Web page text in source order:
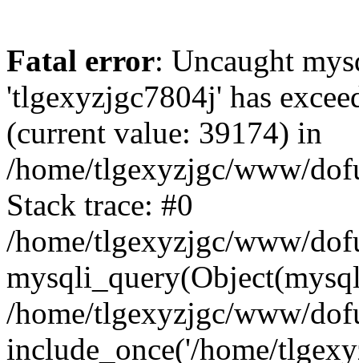
Fatal error: Uncaught
'tlgexyzjgc7804j' has
(current value: 39174) in
/home/tlgexyzjgc/www/
Stack trace: #0
/home/tlgexyzjgc/www/
/home/tlgexyzjgc/www/
include_once('/home/